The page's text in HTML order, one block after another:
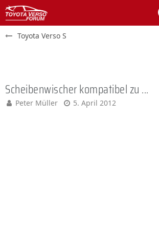
Toyota Verso S
Scheibenwischer kompatibel zu ...
Peter Müller 5. April 2012